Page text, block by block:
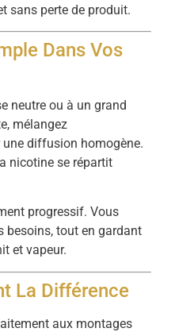
sans perte de produit.
Dans Vos
neutre ou à un grand
mélangez
diffusion homogène.
nicotine se répartit
progressif. Vous
besoins, tout en gardant
et vapeur.
La Différence
aux montages